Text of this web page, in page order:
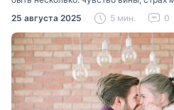
Разобраться, почему мужчины
психологов…
25 августа 2025 5 мин. 0